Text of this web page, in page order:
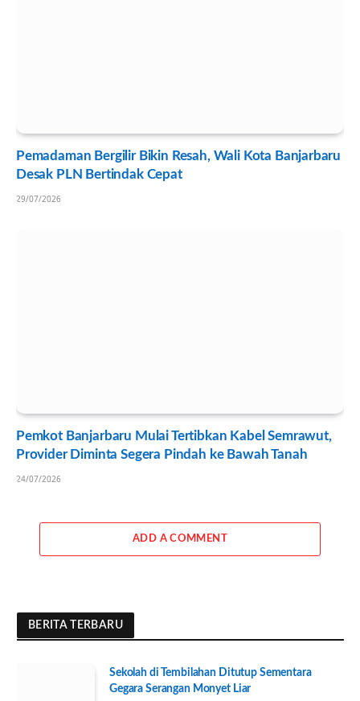
Pemadaman Bergilir Bikin Resah, Wali Kota Banjarbaru
Desak PLN Bertindak Cepat
29/07/2026
Pemkot Banjarbaru Mulai Tertibkan Kabel Semrawut,
Provider Diminta Segera Pindah ke Bawah Tanah
24/07/2026
ADD A COMMENT
BERITA TERBARU
Sekolah di Tembilahan Ditutup Sementara
Gegara Serangan Monyet Liar